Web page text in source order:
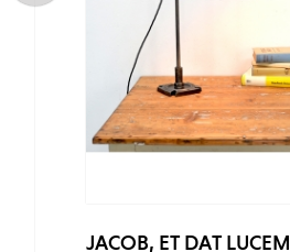
JACOB, ET DAT LUCEM